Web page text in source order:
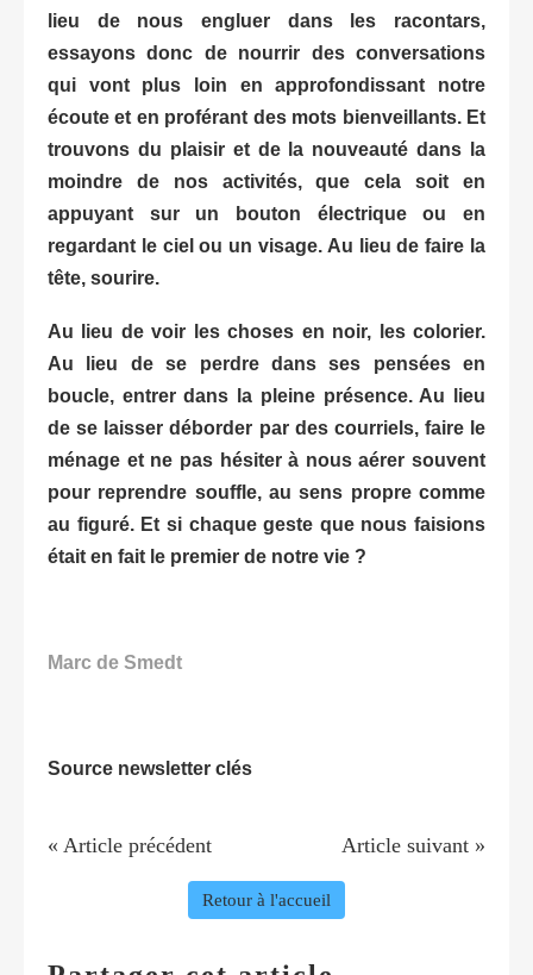
lieu de nous engluer dans les racontars,
essayons donc de nourrir des conversations
qui vont plus loin en approfondissant notre
écoute et en proférant des mots bienveillants. Et
trouvons du plaisir et de la nouveauté dans la
moindre de nos activités, que cela soit en
appuyant sur un bouton électrique ou en
regardant le ciel ou un visage. Au lieu de faire la
tête, sourire.
Au lieu de voir les choses en noir, les colorier.
Au lieu de se perdre dans ses pensées en
boucle, entrer dans la pleine présence. Au lieu
de se laisser déborder par des courriels, faire le
ménage et ne pas hésiter à nous aérer souvent
pour reprendre souffle, au sens propre comme
au figuré. Et si chaque geste que nous faisions
était en fait le premier de notre vie ?
Marc de Smedt
Source newsletter clés
« Article précédent Article suivant »
Retour à l'accueil